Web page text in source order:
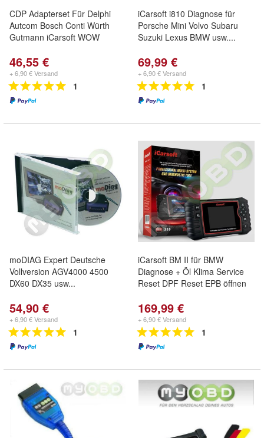
CDP Adapterset Für Delphi
Autcom Bosch Conti Würth
Gutmann iCarsoft WOW
46,55 €
+ 6,90 € Versand
1
iCarsoft i810 Diagnose für
Porsche Mini Volvo Subaru
Suzuki Lexus BMW usw....
69,99 €
+ 6,90 € Versand
1
moDIAG Expert Deutsche
Vollversion AGV4000 4500
DX60 DX35 usw...
54,90 €
+ 6,90 € Versand
1
iCarsoft BM II für BMW
Diagnose + Öl Klima Service
Reset DPF Reset EPB öffnen
169,99 €
+ 6,90 € Versand
1